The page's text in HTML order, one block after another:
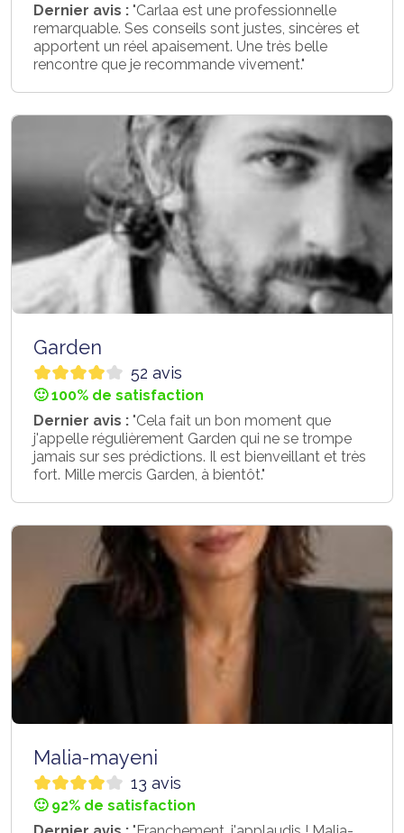
Dernier avis : "Carlaa est une professionnelle
remarquable. Ses conseils sont justes, sincères et
apportent un réel apaisement. Une très belle
rencontre que je recommande vivement."
Garden
52 avis
🙂 100% de satisfaction
Dernier avis : "Cela fait un bon moment que
j'appelle régulièrement Garden qui ne se trompe
jamais sur ses prédictions. Il est bienveillant et très
fort. Mille mercis Garden, à bientôt."
Malia-mayeni
13 avis
🙂 92% de satisfaction